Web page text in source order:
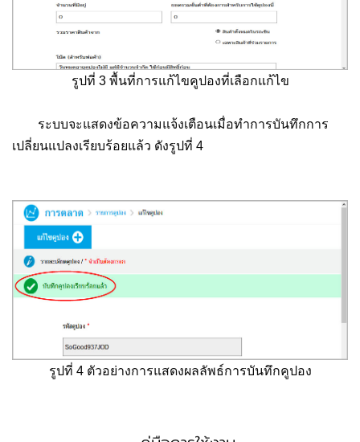
รูปที่ 3 พื้นที่การแก้ไขคูปองที่เลือกแก้ไข
ระบบจะแสดงข้อความแจ้งเตือนเมื่อทำการบันทึกการ
เปลี่ยนแปลงเรียบร้อยแล้ว ดังรูปที่ 4
รูปที่ 4 ตัวอย่างการแสดงผลลัพธ์การบันทึกคูปอง